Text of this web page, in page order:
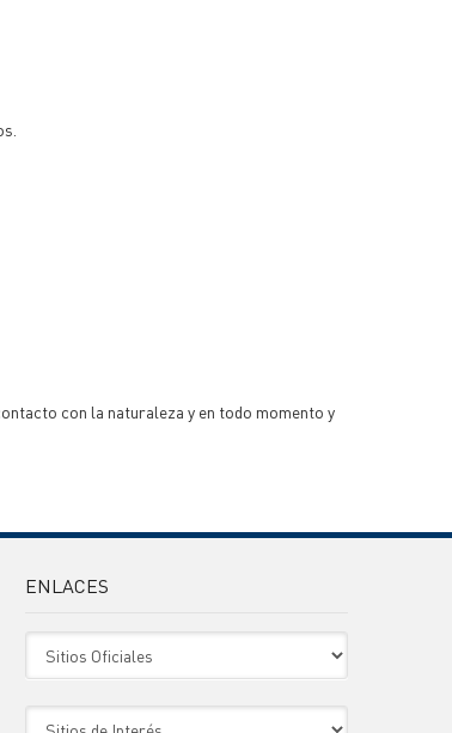
con la naturaleza y en todo momento y
ENLACES